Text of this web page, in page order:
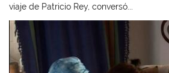
viaje de Patricio Rey, conversó...
Imagen